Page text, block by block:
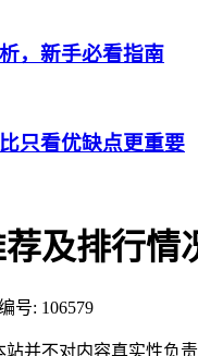
，新手必看指南
只看优缺点更重要
及排行情
号: 106579
并不对内容真实性负